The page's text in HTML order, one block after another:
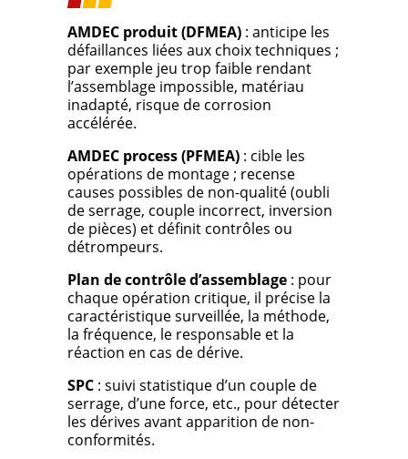
AMDEC produit (DFMEA) : anticipe les
défaillances liées aux choix techniques ;
par exemple jeu trop faible rendant
l’assemblage impossible, matériau
inadapté, risque de corrosion
accélérée.
AMDEC process (PFMEA) : cible les
opérations de montage ; recense
causes possibles de non-qualité (oubli
de serrage, couple incorrect, inversion
de pièces) et définit contrôles ou
détrompeurs.
Plan de contrôle d’assemblage : pour
chaque opération critique, il précise la
caractéristique surveillée, la méthode,
la fréquence, le responsable et la
réaction en cas de dérive.
SPC : suivi statistique d’un couple de
serrage, d’une force, etc., pour détecter
les dérives avant apparition de non-
conformités.